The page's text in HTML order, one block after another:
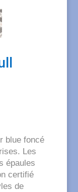
blue foncé
Les
épaules
certifié
de